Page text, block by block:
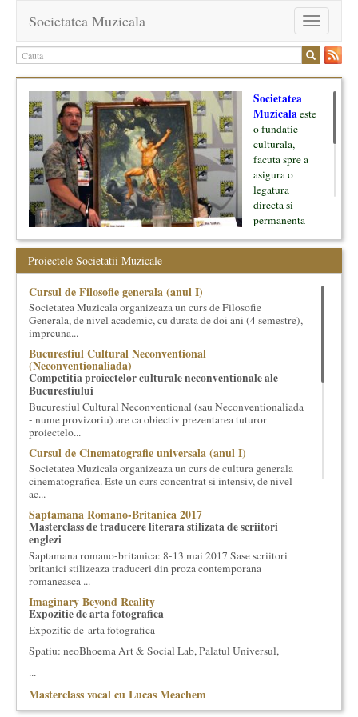
Toggle
navigation
Societatea Muzicala
Societatea
Muzicalaeste
o fundatie
culturala,
facuta spre a
asigura o
legatura
directa si
permanenta
oamenii ei, pe
inceput cu muzica clasica - si de aici numele -, insa acum
dezvoltam proiecte si in alte domenii ale culturii.
Facem management cultural, dezvoltam si administram proiecte
proprii sau preluate, modele si sisteme de finantare, marketing
cultural si consultanta. Organizam concursuri, concerte si
evenimente culturale, private sau publice, tinem cursuri de
cultura generala muzicala, teatrala, filosofica si de alte feluri.
Cuvinte in plus despre proiect, despre cei care il administreaza si
cei care il finantateaza sunt in rubricile de mai jos.
Proiectele Societatii Muzicale
Cursul de Filosofie generala (anul I)
Societatea Muzicala organizeaza un curs de Filosofie
Generala, de nivel academic, cu durata de doi ani (4 semestre),
impreuna...
Bucurestiul Cultural Neconventional
(Neconventionaliada)
Competitia proiectelor culturale neconventionale ale
Bucurestiului
Bucurestiul Cultural Neconventional (sau Neconventionaliada
- nume provizoriu) are ca obiectiv prezentarea tuturor
proiectelo...
Cursul de Cinematografie universala (anul I)
Societatea Muzicala organizeaza un curs de cultura generala
cinematografica. Este un curs concentrat si intensiv, de nivel
ac...
Saptamana Romano-Britanica 2017
Masterclass de traducere literara stilizata de scriitori
englezi
Saptamana romano-britanica: 8-13 mai 2017 Sase scriitori
britanici stilizeaza traduceri din proza contemporana
romaneasca ...
Imaginary Beyond Reality
Expozitie de arta fotografica
Expozitie de arta fotografica
Spatiu: neoBhoema Art & Social Lab, Palatul Universul,
...
Masterclass vocal cu Lucas Meachem
Lucas Meachem, marele bariton american, care va sustine